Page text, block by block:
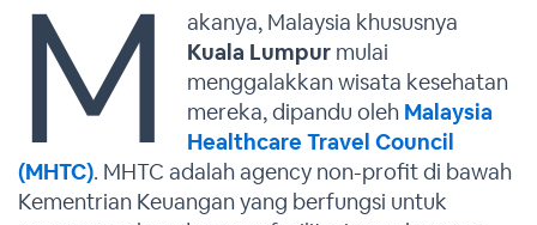
M
akanya, Malaysia khususnya
Kuala Lumpur mulai
menggalakkan wisata kesehatan
mereka, dipandu oleh Malaysia
Healthcare Travel Council
(MHTC). MHTC adalah agency non-profit di bawah
Kementrian Keuangan yang berfungsi untuk